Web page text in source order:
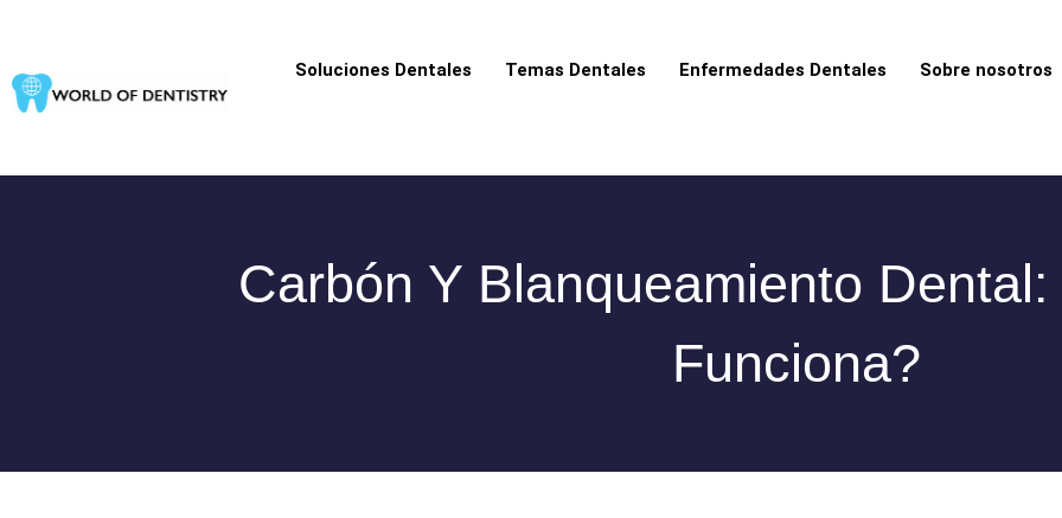
contenido
Soluciones Dentales Temas Dentales Enfermedades Dentales Sobre nosotros
Carbón Y Blanqueamiento
Funciona?